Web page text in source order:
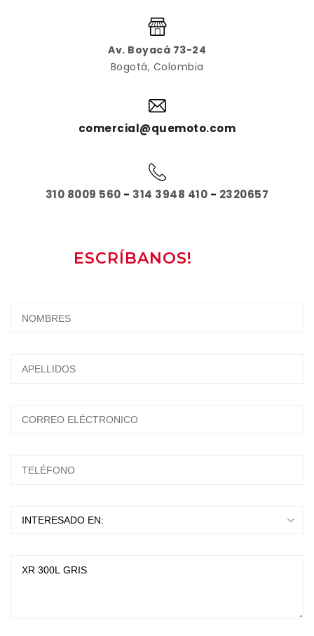
Av. Boyacá 73-24
Bogotá, Colombia
comercial@quemoto.com
310 8009 560 - 314 3948 410 - 2320657
ESCRÍBANOS!